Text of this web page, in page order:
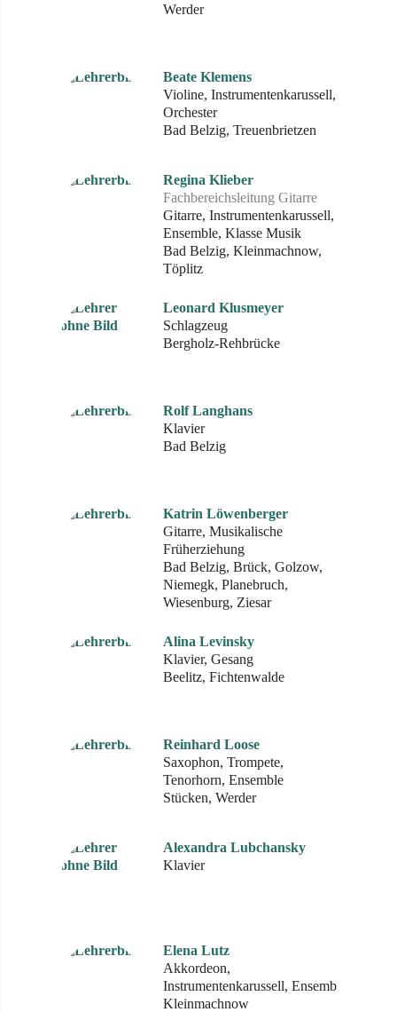
Werder
Beate Klemens
Violine, Instrumentenkarussell,
Orchester
Bad Belzig, Treuenbrietzen
Regina Klieber
Fachbereichsleitung Gitarre
Gitarre, Instrumentenkarussell,
Ensemble, Klasse Musik
Bad Belzig, Kleinmachnow,
Töplitz
Leonard Klusmeyer
Schlagzeug
Bergholz-Rehbrücke
Rolf Langhans
Klavier
Bad Belzig
Katrin Löwenberger
Gitarre, Musikalische
Früherziehung
Bad Belzig, Brück, Golzow,
Niemegk, Planebruch,
Wiesenburg, Ziesar
Alina Levinsky
Klavier, Gesang
Beelitz, Fichtenwalde
Reinhard Loose
Saxophon, Trompete,
Tenorhorn, Ensemble
Stücken, Werder
Alexandra Lubchansky
Klavier
Elena Lutz
Akkordeon,
Instrumentenkarussell, Ensemble
Kleinmachnow